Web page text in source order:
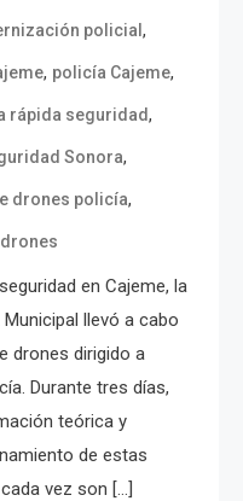
policial,
, policía Cajeme,
rápida seguridad,
Sonora,
drones policía,
en Cajeme, la
llevó a cabo
drones dirigido a
Durante tres días,
teórica y
de estas
vez son […]